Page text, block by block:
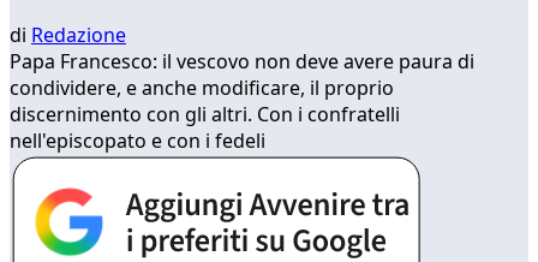
di Redazione
Papa Francesco: il vescovo non deve avere paura di
condividere, e anche modificare, il proprio
discernimento con gli altri. Con i confratelli
nell'episcopato e con i fedeli